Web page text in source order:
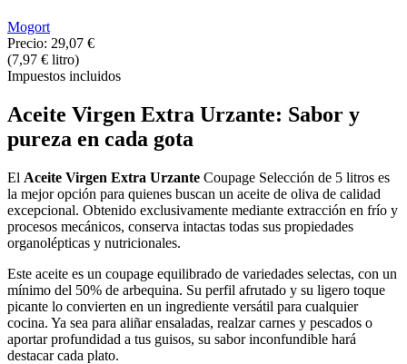
Mogort
Precio: 29,07 €
(7,97 € litro)
Impuestos incluidos
Aceite Virgen Extra Urzante: Sabor y
pureza en cada gota
El Aceite Virgen Extra Urzante Coupage Selección de 5 litros es
la mejor opción para quienes buscan un aceite de oliva de calidad
excepcional. Obtenido exclusivamente mediante extracción en frío y
procesos mecánicos, conserva intactas todas sus propiedades
organolépticas y nutricionales.
Este aceite es un coupage equilibrado de variedades selectas, con un
mínimo del 50% de arbequina. Su perfil afrutado y su ligero toque
picante lo convierten en un ingrediente versátil para cualquier
cocina. Ya sea para aliñar ensaladas, realzar carnes y pescados o
aportar profundidad a tus guisos, su sabor inconfundible hará
destacar cada plato.